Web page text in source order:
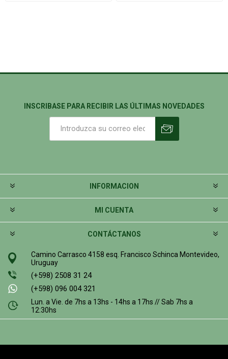
INSCRIBASE PARA RECIBIR LAS ÚLTIMAS NOVEDADES
INFORMACION
MI CUENTA
CONTÁCTANOS
Camino Carrasco 4158 esq. Francisco Schinca Montevideo,
Uruguay
(+598) 2508 31 24
(+598) 096 004 321
Lun. a Vie. de 7hs a 13hs - 14hs a 17hs // Sab 7hs a
12:30hs